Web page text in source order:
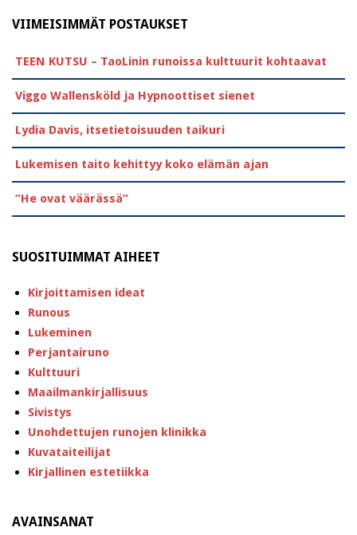
VIIMEISIMMÄT POSTAUKSET
TEEN KUTSU – TaoLinin runoissa kulttuurit kohtaavat
Viggo Wallensköld ja Hypnoottiset sienet
Lydia Davis, itsetietoisuuden taikuri
Lukemisen taito kehittyy koko elämän ajan
”He ovat väärässä”
SUOSITUIMMAT AIHEET
Kirjoittamisen ideat
Runous
Lukeminen
Perjantairuno
Kulttuuri
Maailmankirjallisuus
Sivistys
Unohdettujen runojen klinikka
Kuvataiteilijat
Kirjallinen estetiikka
AVAINSANAT